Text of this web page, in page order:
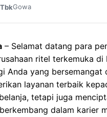
Gowa
– Selamat datang para
ritel terkemuka di
Anda yang bersemangat
layanan terbaik
tetapi juga
dalam karier